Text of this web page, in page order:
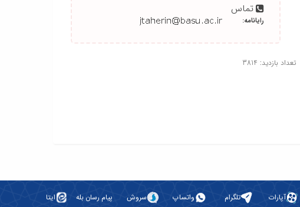
تماس
رایانامه:
تعداد بازدید: 3814
آپارات تلگرام واتساپ سروش پیام رسان بله ایتا